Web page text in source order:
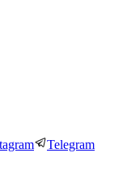
Telegram